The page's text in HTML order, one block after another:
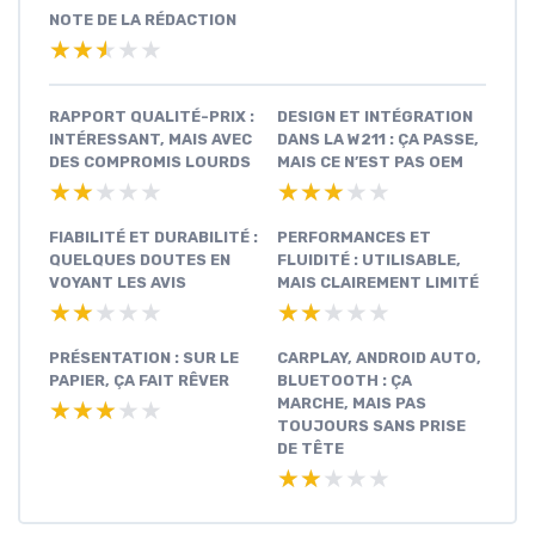
NOTE DE LA RÉDACTION
★★★★★
★★★★★
RAPPORT QUALITÉ-PRIX :
INTÉRESSANT, MAIS AVEC
DES COMPROMIS LOURDS
★★★★★
★★★★★
DESIGN ET INTÉGRATION
DANS LA W211 : ÇA PASSE,
MAIS CE N’EST PAS OEM
★★★★★
★★★★★
FIABILITÉ ET DURABILITÉ :
QUELQUES DOUTES EN
VOYANT LES AVIS
★★★★★
★★★★★
PERFORMANCES ET
FLUIDITÉ : UTILISABLE,
MAIS CLAIREMENT LIMITÉ
★★★★★
★★★★★
PRÉSENTATION : SUR LE
PAPIER, ÇA FAIT RÊVER
★★★★★
★★★★★
CARPLAY, ANDROID AUTO,
BLUETOOTH : ÇA
MARCHE, MAIS PAS
TOUJOURS SANS PRISE
DE TÊTE
★★★★★
★★★★★